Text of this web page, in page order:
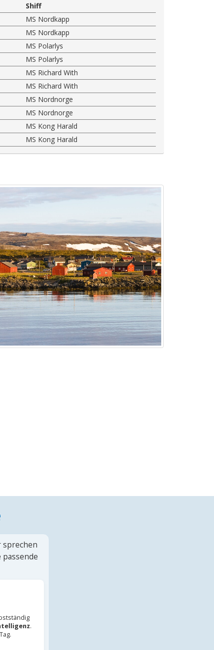
Shiff
MS Nordkapp
MS Nordkapp
MS Polarlys
MS Polarlys
MS Richard With
MS Richard With
MS Nordnorge
MS Nordnorge
MS Kong Harald
MS Kong Harald
sprechen
.